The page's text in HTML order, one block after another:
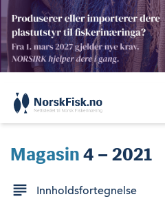
Skip
content
Magasin4 – 2021
Innholdsfortegnelse